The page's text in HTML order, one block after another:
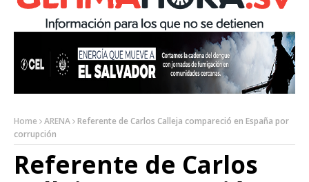
Home ARENA Referente de Carlos Calleja compareció en España por
corrupción
Referente de Carlos